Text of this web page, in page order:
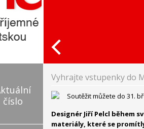
číslo
Vyhrajte vstupenky do
Soutěžit můžete do 31.
Designér Jiří Pelcl během
materiály, které se